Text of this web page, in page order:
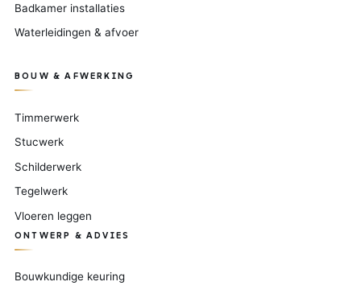
Badkamer installaties
Waterleidingen & afvoer
BOUW & AFWERKING
Timmerwerk
Stucwerk
Schilderwerk
Tegelwerk
Vloeren leggen
ONTWERP & ADVIES
Bouwkundige keuring